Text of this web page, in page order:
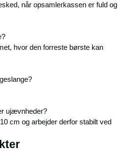
når opsamlerkassen er fuld og
hvor den forreste børste kan
ujævnheder?
cm og arbejder derfor stabilt ved